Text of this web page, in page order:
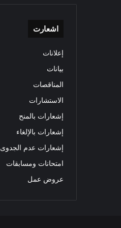
اشعارت
إعلانات
بيانات
المناقصات
الاستشارات
إشعارات بالمنح
إشعارات بالإلغاء
إشعارات عدم الجدوى
امتحانات ومسابقات
عروض عمل